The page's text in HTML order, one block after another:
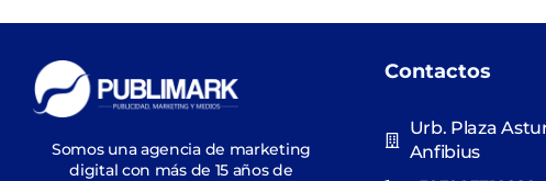
Somos una agencia de marketing
digital con más de 15 años de
Contactos
Urb. Plaza
Anfibius